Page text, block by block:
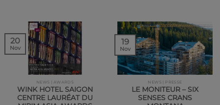
NEWS | AWARDS
WINK HOTEL SAIGON
CENTRE LAURÉAT DU
20
Nov
NEWS | PRESSE
LE MONITEUR – SIX
SENSES CRANS
19
Nov